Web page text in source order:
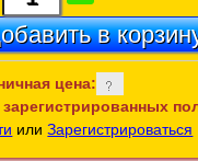
цена:
илиЗарегистрироваться